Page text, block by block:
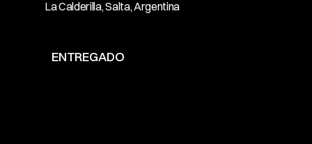
La Calderilla, Salta, Argentina
ENTREGADO